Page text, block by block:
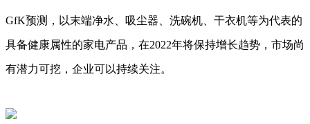
GfK预测，以末端净水、吸尘器、洗碗机、干衣机等为代表的
具备健康属性的家电产品，在2022年将保持增长趋势，市场尚
有潜力可挖，企业可以持续关注。